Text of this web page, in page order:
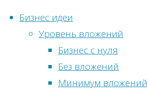
содержимому
Бизнес идеи
Уровень вложений
Бизнес с нуля
Без вложений
Минимум вложений
Главная
Метки